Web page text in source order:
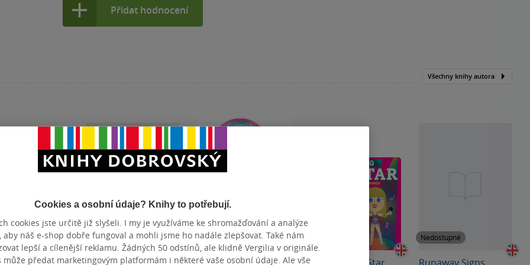
Přidat hodnocení
Všechny knihy autora
Nedostupné Nedostupné
Cookies a osobní údaje? Knihy to potřebují.
cookies jste určitě již slyšeli. I my je využíváme ke shromažďování a analýze
aby náš e-shop dobře fungoval a mohli jsme ho nadále zlepšovat. Také nám
lepší a cílenější reklamu. Žádných 50 odstínů, ale klidně Vergilia v originále.
může předat marketingovým platformám i některé vaše osobní údaje. Ale vše